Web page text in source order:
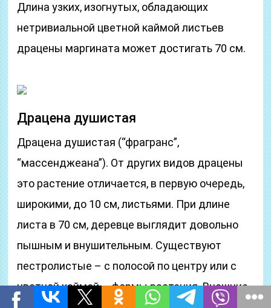
Длина узких, изогнутых, обладающих
нетривиальной цветной каймой листьев
драцены маргината может достигать 70 см.
Драцена душистая
Драцена душистая (“фрагранс”,
“массенджеана”). От других видов драцены
это растение отличается, в первую очередь,
широкими, до 10 см, листьями. При длине
листа в 70 см, деревце выглядит довольно
пышным и внушительным. Существуют
пестролистые – с полосой по центру или с
цветной каймой – формы растения. Внешние